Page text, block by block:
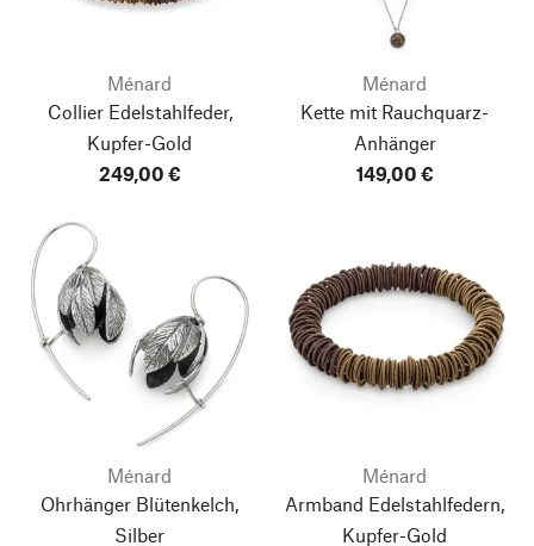
Ménard
Collier Edelstahlfeder,
Kupfer-Gold
249,00 €
Ménard
Kette mit Rauchquarz-
Anhänger
149,00 €
Ménard
Ohrhänger Blütenkelch,
Silber
Ménard
Armband Edelstahlfedern,
Kupfer-Gold